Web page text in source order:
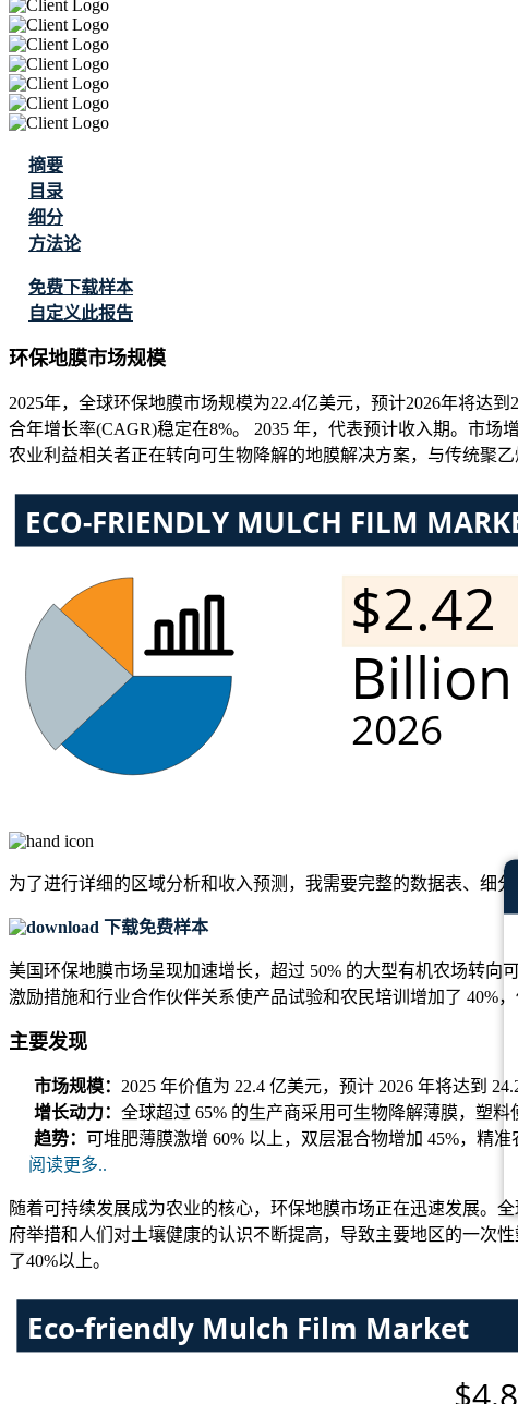
摘要
目录
细分
方法论
免费下载样本
自定义此报告
环保地膜市场规模
2025年，全球环保地膜市场规模为22.4亿美元，预计2026年将达
合年增长率(CAGR)稳定在8%。 2035 年，代表预计收入期。市
农业利益相关者正在转向可生物降解的地膜解决方案，与传统聚
为了进行详细的区域分析和收入预测，我需要完整的数据表、细
下载免费样本
美国环保地膜市场呈现加速增长，超过 50% 的大型有机农场转向
激励措施和行业合作伙伴关系使产品试验和农民培训增加了 40%
主要发现
市场规模： 2025 年价值为 22.4 亿美元，预计 2026 年将达到
增长动力： 全球超过 65% 的生产商采用可生物降解薄膜，塑料
趋势： 可堆肥薄膜激增 60% 以上，双层混合物增加 45%，精准
阅读更多..
随着可持续发展成为农业的核心，环保地膜市场正在迅速发展。
府举措和人们对土壤健康的认识不断提高，导致主要地区的一次
了40%以上。